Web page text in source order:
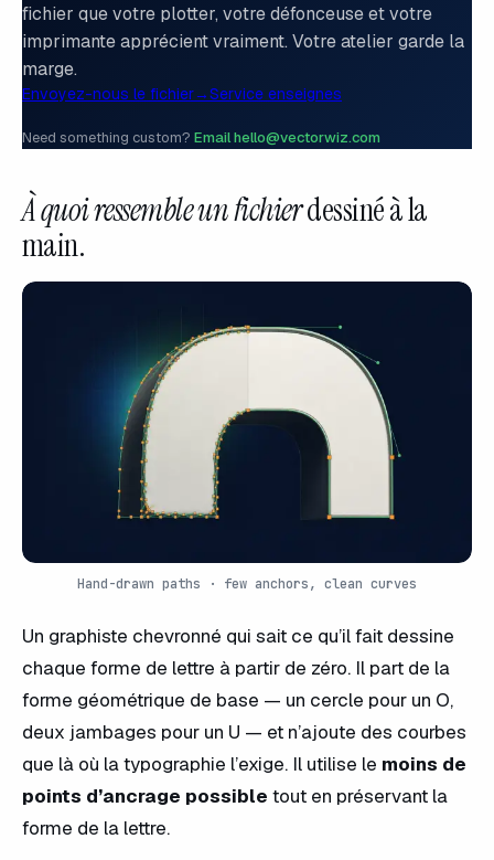
fichier que votre plotter, votre défonceuse et votre
imprimante apprécient vraiment. Votre atelier garde la
marge.
Envoyez-nous le fichier→Service enseignes
Need something custom? Email hello@vectorwiz.com
À quoi ressemble un fichierdessiné à la
main.
Hand-drawn paths · few anchors, clean curves
Un graphiste chevronné qui sait ce qu’il fait dessine
chaque forme de lettre à partir de zéro. Il part de la
forme géométrique de base — un cercle pour un O,
deux jambages pour un U — et n’ajoute des courbes
que là où la typographie l’exige. Il utilise le moins de
points d’ancrage possible tout en préservant la
forme de la lettre.